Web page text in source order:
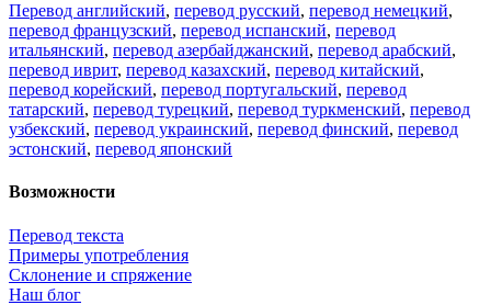
Перевод английский, перевод русский, перевод немецкий,
перевод французский, перевод испанский, перевод
итальянский, перевод азербайджанский, перевод арабский,
перевод иврит, перевод казахский, перевод китайский,
перевод корейский, перевод португальский, перевод
татарский, перевод турецкий, перевод туркменский, перевод
узбекский, перевод украинский, перевод финский, перевод
эстонский, перевод японский
Возможности
Перевод текста
Примеры употребления
Склонение и спряжение
Наш блог